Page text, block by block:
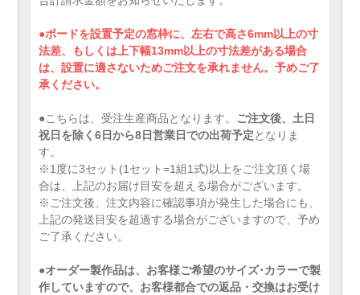
●ボードを設置予定の窓枠に、左右で高さ6mm以上の寸
法差、もしくは上下幅13mm以上の寸法差がある場合
は、設置に適さないためご注文を承れません。予めご了
承ください。
●こちらは、受注生産商品となります。 ご注文後、土日
祝日を除く6日から8日営業日での出荷予定となりま
す。
※1度に3セット(1セット=1組1式)以上をご注文頂く場
合は、上記のお届け目安を超える場合がございます。
※ご注文後、注文内容に確認事項が発生した場合にも、
上記の発送目安を超過する場合がございますので、予め
ご了承ください。
●オーダー製作品は、お客様ご希望のサイズ･カラーで製
作していますので、お客様都合での返品・交換はお受け